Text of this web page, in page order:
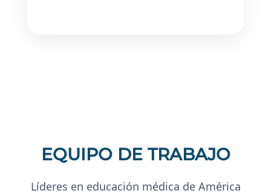
EQUIPO DE TRABAJO
Líderes en educación médica de América